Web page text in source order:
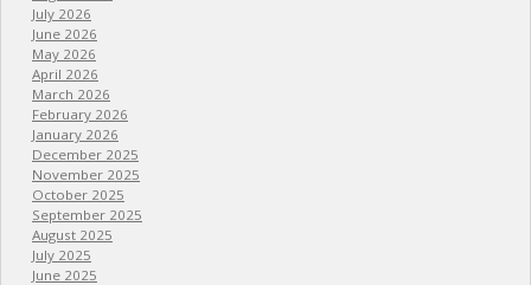
July 2026
June 2026
May 2026
April 2026
March 2026
February 2026
January 2026
December 2025
November 2025
October 2025
September 2025
August 2025
July 2025
June 2025